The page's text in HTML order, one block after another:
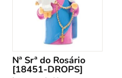
Nª Srª do Rosário
[18451-DROPS]